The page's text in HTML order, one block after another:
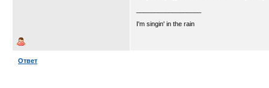
I'm singin' in the rain
Ответ